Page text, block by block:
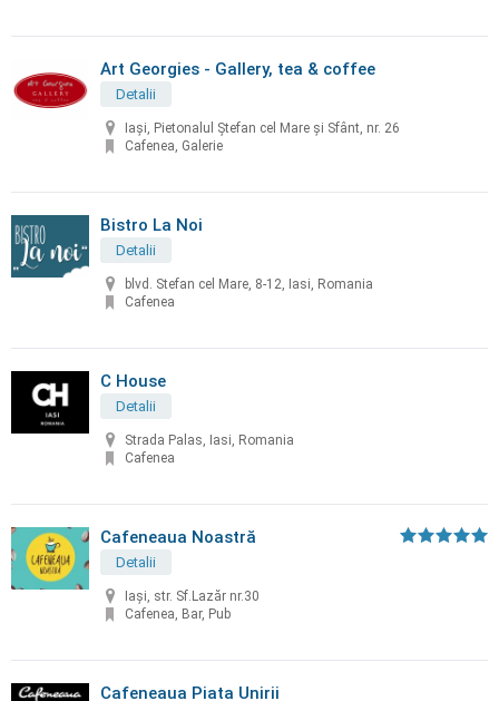
Art Georgies - Gallery, tea & coffee
Detalii
Iaşi, Pietonalul Ștefan cel Mare și Sfânt, nr. 26
Cafenea, Galerie
Bistro La Noi
Detalii
blvd. Stefan cel Mare, 8-12, Iasi, Romania
Cafenea
C House
Detalii
Strada Palas, Iasi, Romania
Cafenea
Cafeneaua Noastră
Detalii
Iași, str. Sf.Lazăr nr.30
Cafenea, Bar, Pub
Cafeneaua Piata Unirii